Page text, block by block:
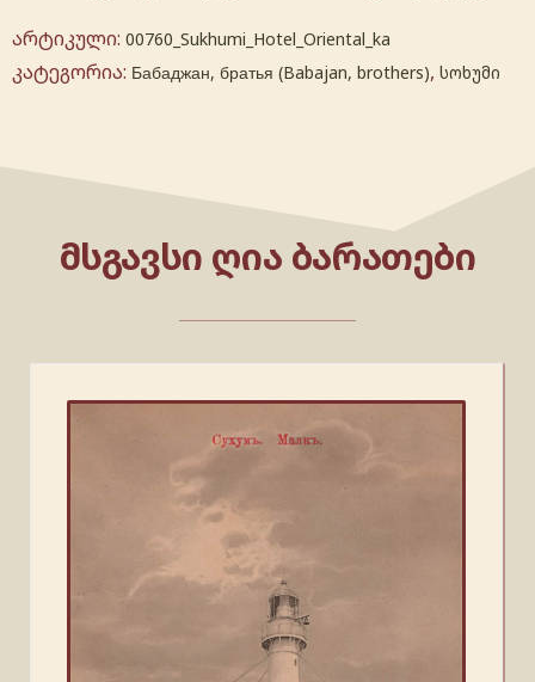
არტიკული: 00760_Sukhumi_Hotel_Oriental_ka
კატეგორია: Бабаджан, братья (Babajan, brothers), სოხუმი
ᲛᲡᲒᲐᲕᲡᲘ ᲦᲘᲐ ᲑᲐᲠᲐᲗᲔᲑᲘ